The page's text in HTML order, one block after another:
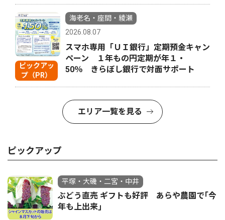
ピックアッ
プ（PR）
海老名・座間・綾瀬
2026.08.07
スマホ専用「ＵＩ銀行」定期預金キャン
ペーン １年もの円定期が年１・
50％ きらぼし銀行で対面サポート
エリア一覧を見る
ピックアップ
平塚・大磯・二宮・中井
ぶどう直売 ギフトも好評 あらや農園で｢今
年も上出来｣